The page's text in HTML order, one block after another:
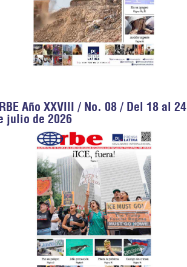
Año XXVIII / No. 08 / Del 18 al 24
julio de 2026